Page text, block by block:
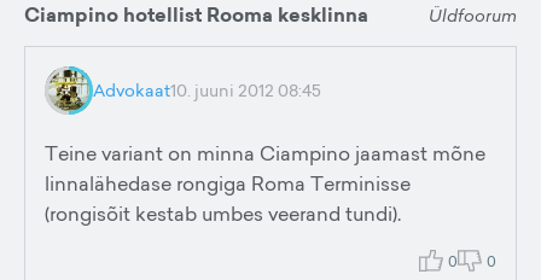
Ciampino hotellist Rooma kesklinna Üldfoorum
Advokaat10. juuni 2012 08:45
Teine variant on minna Ciampino jaamast mõne
linnalähedase rongiga Roma Terminisse
(rongisõit kestab umbes veerand tundi).
0 0